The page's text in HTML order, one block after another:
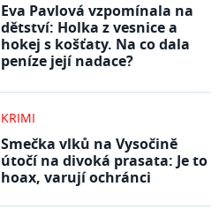
Eva Pavlová vzpomínala na
dětství: Holka z vesnice a
hokej s košťaty. Na co dala
peníze její nadace?
KRIMI
Smečka vlků na Vysočině
útočí na divoká prasata: Je to
hoax, varují ochránci